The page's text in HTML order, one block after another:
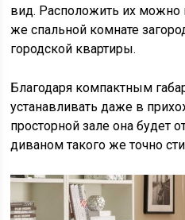
вид. Расположить их можно
же спальной комнате
городской квартиры.
Благодаря компактным
устанавливать даже в
просторной зале она будет
диваном такого же точно